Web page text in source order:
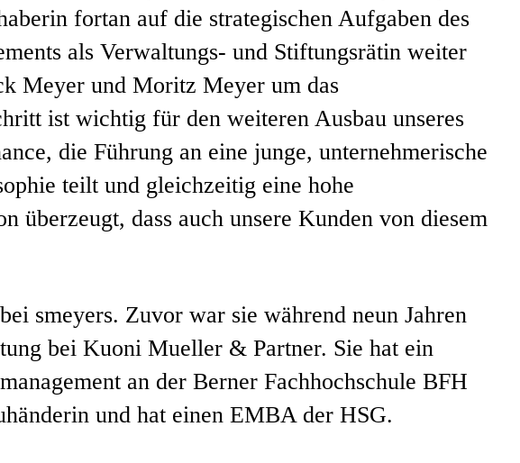
fortan auf die strategischen Aufgaben des
als Verwaltungs- und Stiftungsrätin weiter
Meyer und Moritz Meyer um das
ist wichtig für den weiteren Ausbau unseres
die Führung an eine junge, unternehmerische
teilt und gleichzeitig eine hohe
überzeugt, dass auch unsere Kunden von diesem
smeyers. Zuvor war sie während neun Jahren
bei Kuoni Mueller & Partner. Sie hat ein
an der Berner Fachhochschule BFH
und hat einen EMBA der HSG.